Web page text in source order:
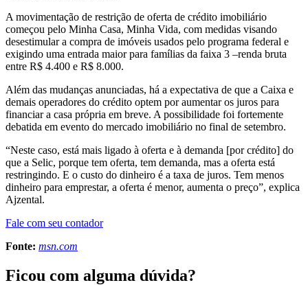
A movimentação de restrição de oferta de crédito imobiliário
começou pelo Minha Casa, Minha Vida, com medidas visando
desestimular a compra de imóveis usados pelo programa federal e
exigindo uma entrada maior para famílias da faixa 3 –renda bruta
entre R$ 4.400 e R$ 8.000.
Além das mudanças anunciadas, há a expectativa de que a Caixa e
demais operadores do crédito optem por aumentar os juros para
financiar a casa própria em breve. A possibilidade foi fortemente
debatida em evento do mercado imobiliário no final de setembro.
“Neste caso, está mais ligado à oferta e à demanda [por crédito] do
que a Selic, porque tem oferta, tem demanda, mas a oferta está
restringindo. E o custo do dinheiro é a taxa de juros. Tem menos
dinheiro para emprestar, a oferta é menor, aumenta o preço”, explica
Ajzental.
Fale com seu contador
Fonte: msn.com
Ficou com alguma dúvida?